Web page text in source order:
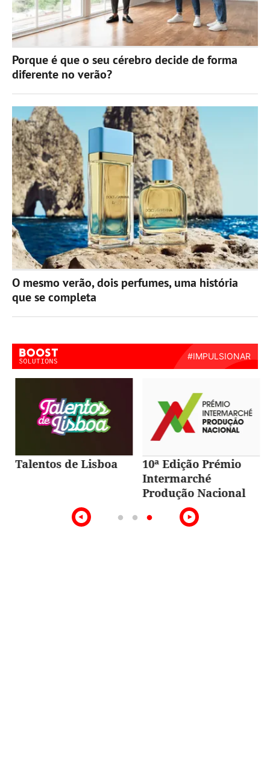
Porque é que o seu cérebro decide de forma
diferente no verão?
O mesmo verão, dois perfumes, uma história
que se completa
Talentos de Lisboa
10ª Edição Prémio
Intermarché
Produção Nacional